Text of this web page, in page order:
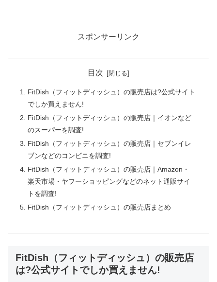
スポンサーリンク
目次
FitDish（フィットディッシュ）の販売店は?公式サイト
でしか買えません!
FitDish（フィットディッシュ）の販売店｜イオンなど
のスーパーを調査!
FitDish（フィットディッシュ）の販売店｜セブンイレ
ブンなどのコンビニを調査!
FitDish（フィットディッシュ）の販売店｜Amazon・
楽天市場・ヤフーショッピングなどのネット通販サイ
トを調査!
FitDish（フィットディッシュ）の販売店まとめ
FitDish（フィットディッシュ）の販売店
は?公式サイトでしか買えません!